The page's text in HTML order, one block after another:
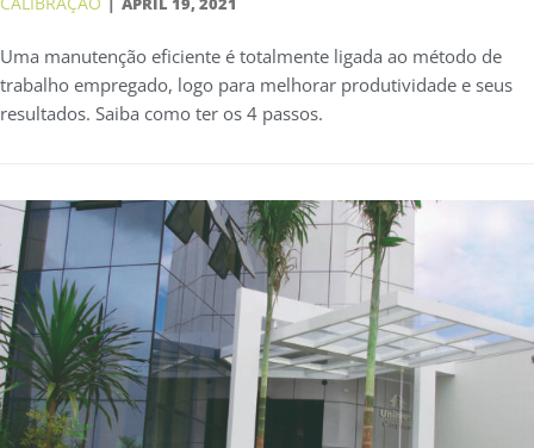
Uma manutenção eficiente é totalmente ligada ao método de
trabalho empregado, logo para melhorar produtividade e seus
resultados. Saiba como ter os 4 passos.